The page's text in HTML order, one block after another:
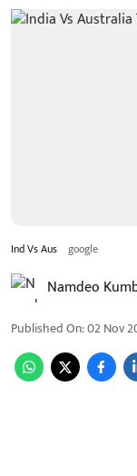
Ind Vs Aus google
Namdeo
Published On:02 Nov